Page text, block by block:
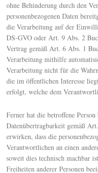
ohne Behinderung durch den
personenbezogenen Daten
die Verarbeitung auf der
DS-GVO oder Art. 9 Abs. 2
Vertrag gemäß Art. 6 Abs. 1
Verarbeitung mithilfe
Verarbeitung nicht für die
die im öffentlichen Interesse
erfolgt, welche dem
Ferner hat die betroffene
Datenübertragbarkeit gemäß
erwirken, dass die
Verantwortlichen an einen
soweit dies technisch machbar
Freiheiten anderer Personen